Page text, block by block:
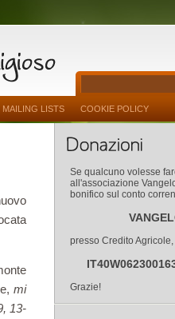
MAILING LISTS COOKIE POLICY
mi
13-
Se qualcuno volesse
all'associazione
bonifico sul conto
presso Credito Agricole,
Grazie!